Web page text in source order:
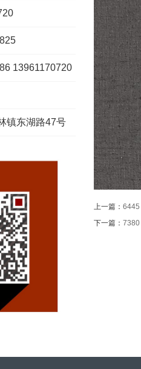
13961170720
镇东湖路47号
上一篇： 6445
下一篇： 7380